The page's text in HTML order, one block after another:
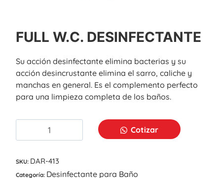
FULL W.C. DESINFECTANTE
Su acción desinfectante elimina bacterias y su
acción desincrustante elimina el sarro, caliche y
manchas en general. Es el complemento perfecto
para una limpieza completa de los baños.
Cotizar
SKU: DAR-413
Categoría: Desinfectante para Baño